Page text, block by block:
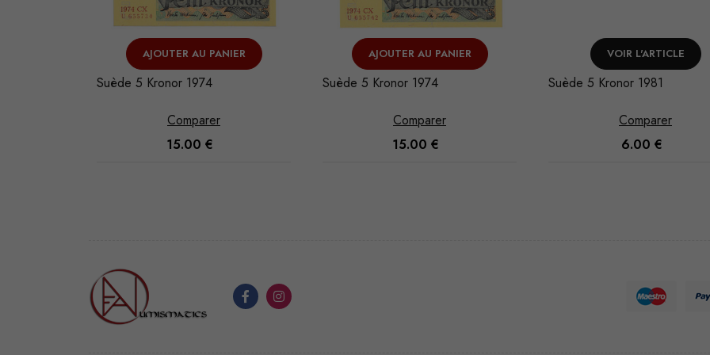
AJOUTER AU PANIER
Suède 5 Kronor 1974
Comparer
15.00 €
VOIR L'ARTICLE
Suède 5 Kronor 1981
Comparer
6.00 €
VOIR L'ARTICLE
Suède 5 Kronor 1976
Comparer
8.00 €